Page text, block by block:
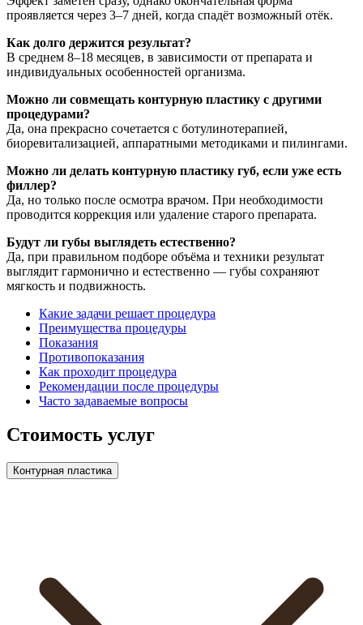
проявляется через 3–7 дней, когда спадёт возможный отёк.
Как долго держится результат?
В среднем 8–18 месяцев, в зависимости от препарата и
индивидуальных особенностей организма.
Можно ли совмещать контурную пластику с другими
процедурами?
Да, она прекрасно сочетается с ботулинотерапией,
биоревитализацией, аппаратными методиками и пилингами.
Можно ли делать контурную пластику губ, если уже есть
филлер?
Да, но только после осмотра врачом. При необходимости
проводится коррекция или удаление старого препарата.
Будут ли губы выглядеть естественно?
Да, при правильном подборе объёма и техники результат
выглядит гармонично и естественно — губы сохраняют
мягкость и подвижность.
Какие задачи решает процедура
Преимущества процедуры
Показания
Противопоказания
Как проходит процедура
Рекомендации после процедуры
Часто задаваемые вопросы
Стоимость услуг
Контурная пластика